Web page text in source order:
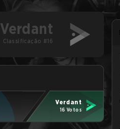
Verdant
Classificação #16
Verdant
16 Votos